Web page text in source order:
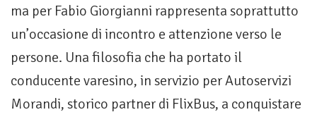
ma per Fabio Giorgianni rappresenta soprattutto
un’occasione di incontro e attenzione verso le
persone. Una filosofia che ha portato il
conducente varesino, in servizio per Autoservizi
Morandi, storico partner di FlixBus, a conquistare